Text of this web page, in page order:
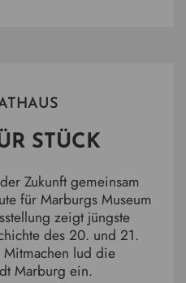
STÜCK
Zukunft gemeinsam
für Marburgs Museum
zeigt jüngste
des 20. und 21.
Mitmachen lud die
Marburg ein.